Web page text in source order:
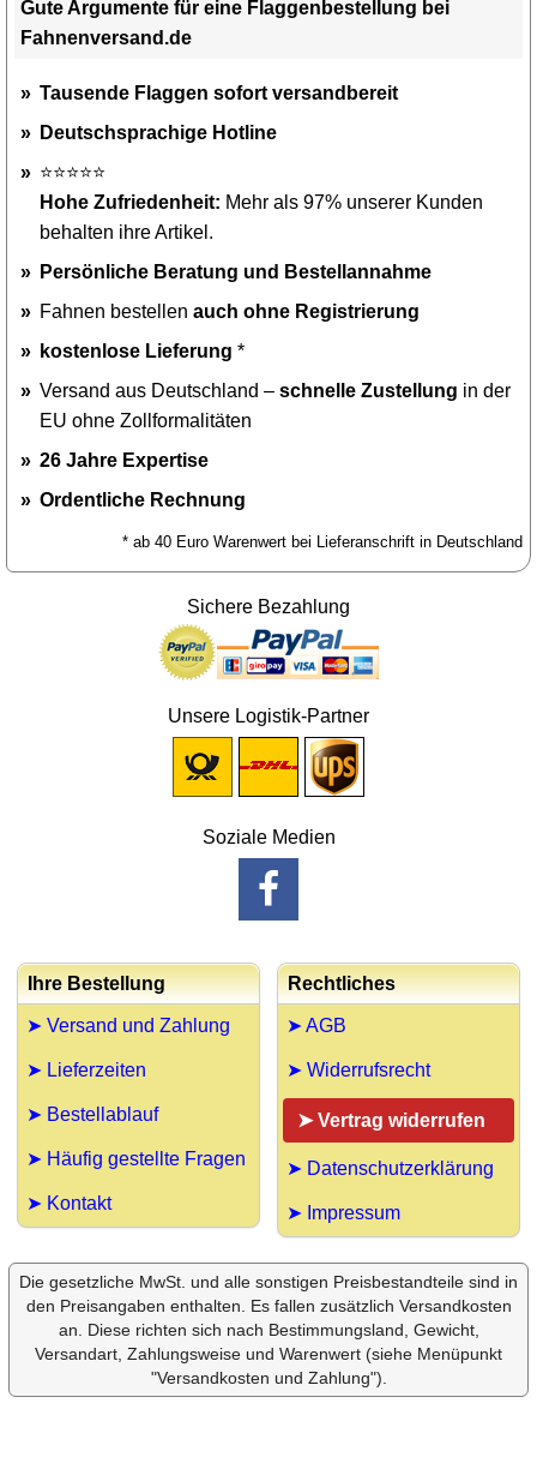
Gute Argumente für eine Flaggenbestellung bei
Fahnenversand.de
Tausende Flaggen sofort versandbereit
Deutschsprachige Hotline
⭐⭐⭐⭐⭐
Hohe Zufriedenheit: Mehr als 97% unserer Kunden
behalten ihre Artikel.
Persönliche Beratung und Bestellannahme
Fahnen bestellen auch ohne Registrierung
kostenlose Lieferung *
Versand aus Deutschland – schnelle Zustellung in der
EU ohne Zollformalitäten
26 Jahre Expertise
Ordentliche Rechnung
* ab 40 Euro Warenwert bei Lieferanschrift in Deutschland
Sichere Bezahlung
Unsere Logistik-Partner
Soziale Medien
Ihre Bestellung
➤ Versand und Zahlung
➤ Lieferzeiten
➤ Bestellablauf
➤ Häufig gestellte Fragen
➤ Kontakt
Rechtliches
➤ AGB
➤ Widerrufsrecht
➤ Vertrag widerrufen
➤ Datenschutzerklärung
➤ Impressum
Die gesetzliche MwSt. und alle sonstigen Preisbestandteile sind in
den Preisangaben enthalten. Es fallen zusätzlich Versandkosten
an. Diese richten sich nach Bestimmungsland, Gewicht,
Versandart, Zahlungsweise und Warenwert (siehe Menüpunkt
"Versandkosten und Zahlung").